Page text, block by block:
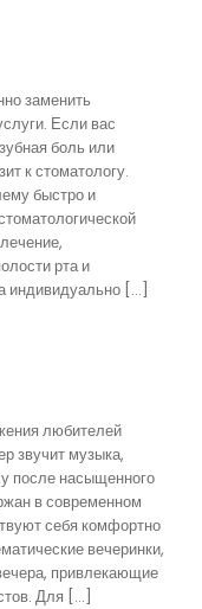
заменить
Если вас
боль или
к стоматологу.
быстро и
рта и
индивидуально […]
любителей
звучит музыка,
после насыщенного
в современном
себя комфортно
вечеринки,
привлекающие
Для […]